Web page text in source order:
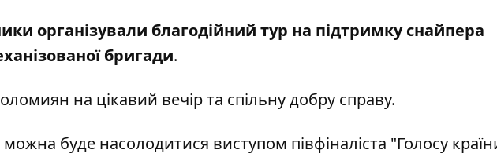
організували благодійний тур на підтримку снайпера
бригади.
на цікавий вечір та спільну добру справу.
буде насолодитися виступом півфіналіста "Голосу